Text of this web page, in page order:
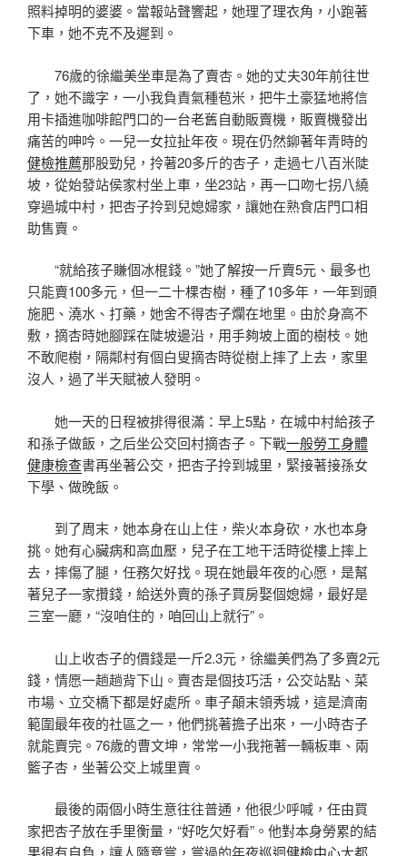
照料掉明的婆婆。當報站聲響起，她理了理衣角，小跑著
下車，她不克不及遲到。
76歲的徐繼美坐車是為了賣杏。她的丈夫30年前往世
了，她不識字，一小我負責氣種苞米，把牛土豪猛地將信
用卡插進咖啡館門口的一台老舊自動販賣機，販賣機發出
痛苦的呻吟。一兒一女拉扯年夜。現在仍然鉚著年青時的
健檢推薦那股勁兒，拎著20多斤的杏子，走過七八百米陡
坡，從始發站侯家村坐上車，坐23站，再一口吻七拐八繞
穿過城中村，把杏子拎到兒媳婦家，讓她在熟食店門口相
助售賣。
“就給孩子賺個冰棍錢。”她了解按一斤賣5元、最多也
只能賣100多元，但一二十棵杏樹，種了10多年，一年到頭
施肥、澆水、打藥，她舍不得杏子爛在地里。由於身高不
敷，摘杏時她腳踩在陡坡邊沿，用手夠坡上面的樹枝。她
不敢爬樹，隔鄰村有個白叟摘杏時從樹上摔了上去，家里
沒人，過了半天賦被人發明。
她一天的日程被排得很滿：早上5點，在城中村給孩子
和孫子做飯，之后坐公交回村摘杏子。下戰一般勞工身體
健康檢查書再坐著公交，把杏子拎到城里，緊接著接孫女
下學、做晚飯。
到了周末，她本身在山上住，柴火本身砍，水也本身
挑。她有心臟病和高血壓，兒子在工地干活時從樓上摔上
去，摔傷了腿，任務欠好找。現在她最年夜的心愿，是幫
著兒子一家攢錢，給送外賣的孫子買房娶個媳婦，最好是
三室一廳，“沒咱住的，咱回山上就行”。
山上收杏子的價錢是一斤2.3元，徐繼美們為了多賣2元
錢，情愿一趟趟背下山。賣杏是個技巧活，公交站點、菜
市場、立交橋下都是好處所。車子顛末領秀城，這是濟南
範圍最年夜的社區之一，他們挑著擔子出來，一小時杏子
就能賣完。76歲的曹文坤，常常一小我拖著一輛板車、兩
籃子杏，坐著公交上城里賣。
最後的兩個小時生意往往普通，他很少呼喊，任由買
家把杏子放在手里衡量，“好吃欠好看”。他對本身勞累的結
果很有自負，讓人隨意嘗，嘗過的年夜巡迴健檢中心大都